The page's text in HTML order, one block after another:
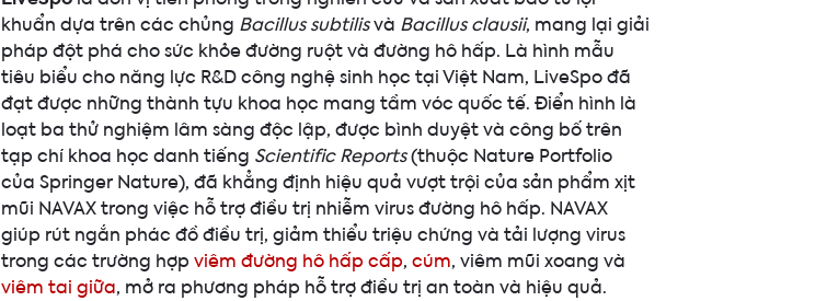
khuẩn dựa trên các chủng Bacillus subtilisvà Bacillus clausii, mang lại giải
pháp đột phá cho sức khỏe đường ruột và đường hô hấp. Là hình mẫu
tiêu biểu cho năng lực R&D công nghệ sinh học tại Việt Nam, LiveSpo đã
đạt được những thành tựu khoa học mang tầm vóc quốc tế. Điển hình là
loạt ba thử nghiệm lâm sàng độc lập, được bình duyệt và công bố trên
tạp chí khoa học danh tiếng Scientific Reports(thuộc Nature Portfolio
của Springer Nature), đã khẳng định hiệu quả vượt trội của sản phẩm xịt
mũi NAVAX trong việc hỗ trợ điều trị nhiễm virus đường hô hấp. NAVAX
giúp rút ngắn phác đồ điều trị, giảm thiểu triệu chứng và tải lượng virus
trong các trường hợp viêm đường hô hấp cấp, cúm, viêm mũi xoang và
viêm tai giữa, mở ra phương pháp hỗ trợ điều trị an toàn và hiệu quả.